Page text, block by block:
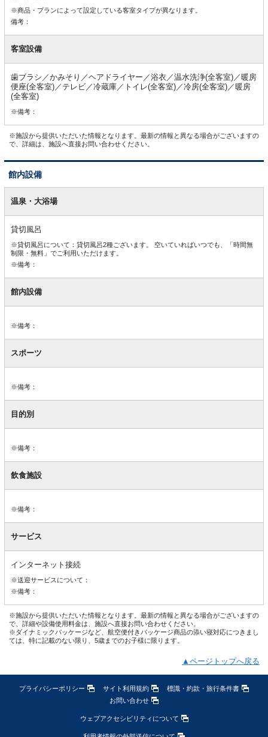
※商品・プランによって設定している客室タイプが異なります。
備考：
客室設備
歯ブラシ／かみそり／ヘアドライヤー／浴衣／温水洗浄(全客室)／暖房
便座(全客室)／テレビ／冷蔵庫／トイレ(全客室)／冷房(全客室)／暖房
(全客室)
※備考：
※施設から提供いただいた情報となります。最新の情報と異なる場合がございますの
で、詳細は、施設へ直接お問い合わせください。
館内設備
内温泉・大浴場
貸切風呂
※貸切風呂について：貸切風呂2種ございます。 空いていればいつでも、「時間無
制限・無料」でご利用いただけます。
※備考：
館内設備
※備考：
スポーツ
※備考：
目的別
※備考：
飲食施設
※備考：
サービス
インターネット接続
※送迎サービスについて：
※備考：
※施設から提供いただいた情報となります。最新の情報と異なる場合がございますの
で、詳細や設備使用料金は、施設へ直接お問い合わせください。
※ダイナミックパッケージなど、航空便付きパッケージ商品の添い寝対応につきまし
ては、特に記載のない限り、5歳までのお子様に限ります。
▲ページトップへ戻る
プライバシーポリシー サイト利用規約
標識・約款・旅行条件書
お問い合わせ
ウェブアクセシビリティについて